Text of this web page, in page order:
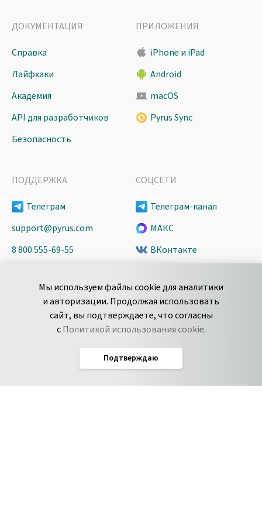
Мы используем файлы cookie для аналитики
и авторизации. Продолжая использовать
сайт, вы подтверждаете, что согласны
сПолитикой использования cookie.
Подтверждаю
ДОКУМЕНТАЦИЯ
Справка
Лайфхаки
Академия
API для разработчиков
Безопасность
ПРИЛОЖЕНИЯ
iPhone и iPad
Android
macOS
Pyrus Sync
ПОДДЕРЖКА
Телеграм
support@pyrus.com
8 800 555-69-55
пн-пт с 9 до 18 часов (Мск)
Сообщить об
уязвимости
СОЦСЕТИ
Телеграм-канал
МАКС
ВКонтакте
Spark
Дзен
Соглашение об обработке данных